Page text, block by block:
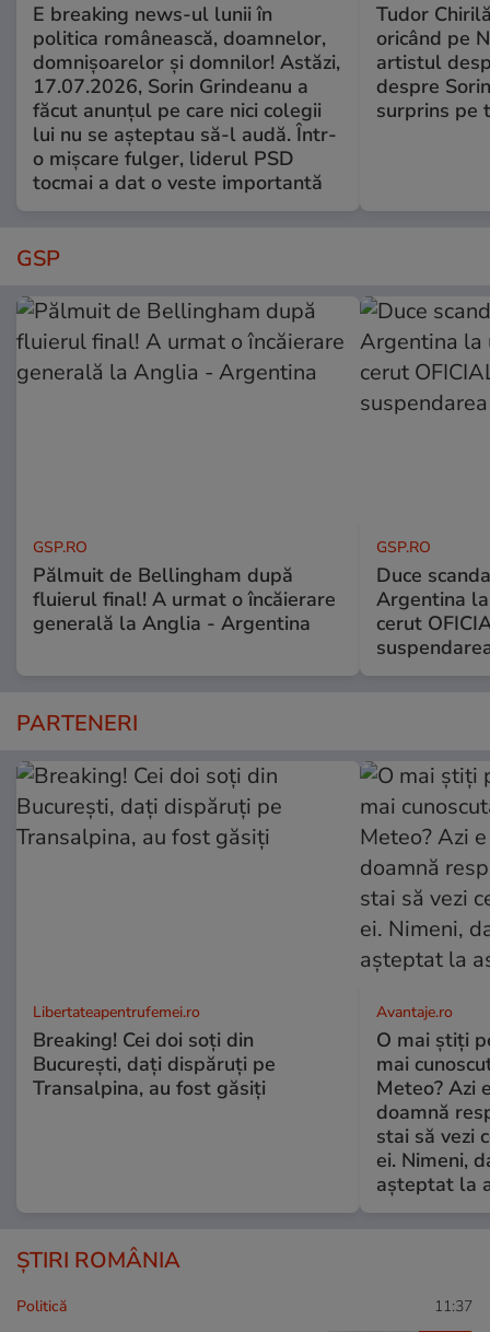
E breaking news-ul lunii în
politica românească, doamnelor,
domnișoarelor și domnilor! Astăzi,
17.07.2026, Sorin Grindeanu a
făcut anunțul pe care nici colegii
lui nu se așteptau să-l audă. Într-
o mișcare fulger, liderul PSD
tocmai a dat o veste importantă
Tudor
oricând pe
artistul
despre
surprins pe
GSP
GSP.RO
Pălmuit de Bellingham după
fluierul final! A urmat o încăierare
generală la Anglia - Argentina
GSP.RO
Duce
Argentina
cerut
PARTENERI
Libertateapentrufemei.ro
Breaking! Cei doi soți din
București, dați dispăruți pe
Transalpina, au fost găsiți
Avantaje.ro
O mai știți
mai
Meteo? Azi
doamnă
stai să vezi
ei. Nimeni,
așteptat la
ȘTIRI ROMÂNIA
Politică 11:37